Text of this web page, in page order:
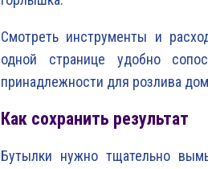
Смотреть инструменты и
одной странице удобно
принадлежности для розлива
Как сохранить результат
Бутылки нужно тщательно